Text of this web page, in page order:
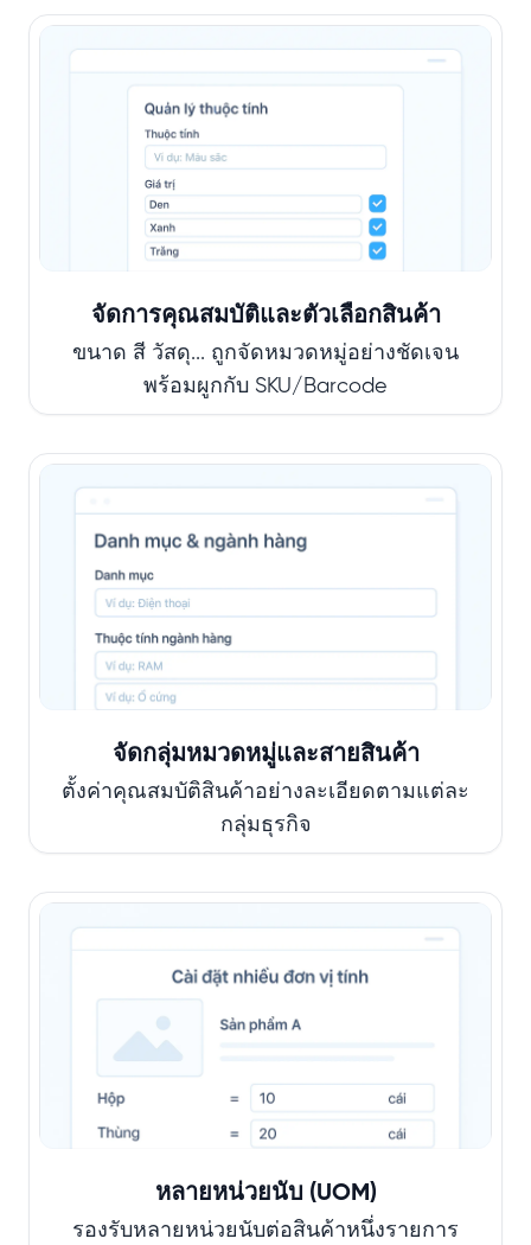
จัดการคุณสมบัติและตัวเลือกสินค้า
ขนาด สี วัสดุ... ถูกจัดหมวดหมู่อย่างชัดเจน
พร้อมผูกกับ SKU/Barcode
จัดกลุ่มหมวดหมู่และสายสินค้า
ตั้งค่าคุณสมบัติสินค้าอย่างละเอียดตามแต่ละ
กลุ่มธุรกิจ
หลายหน่วยนับ (UOM)
รองรับหลายหน่วยนับต่อสินค้าหนึ่งรายการ